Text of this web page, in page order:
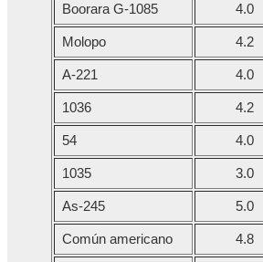
Boorara G-1085 4.0
Molopo 4.2
A-221 4.0
1036 4.2
54 4.0
1035 3.0
As-245 5.0
Común americano 4.8